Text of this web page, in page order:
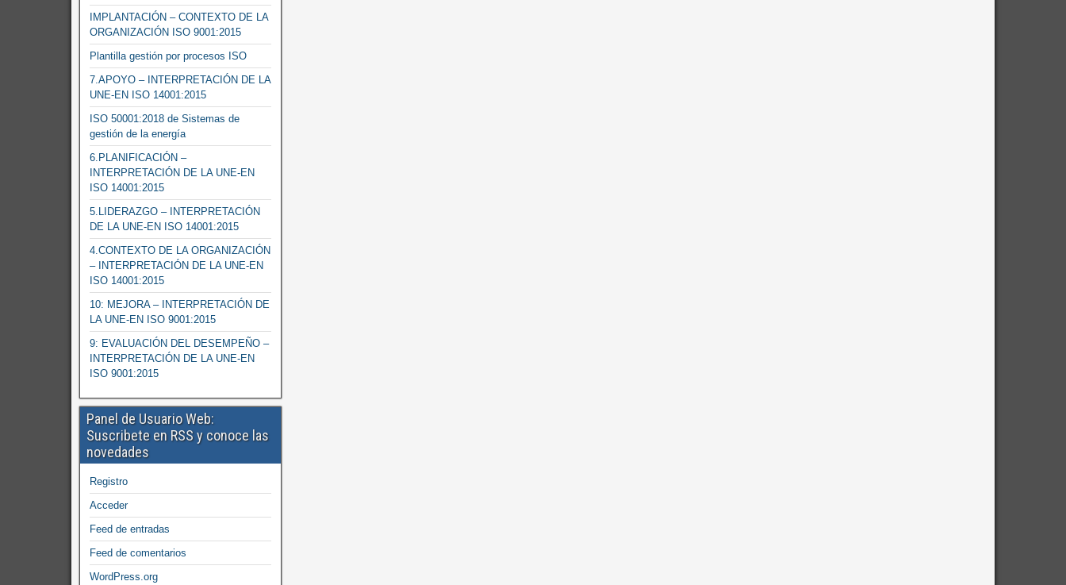
IMPLANTACIÓN – CONTEXTO DE LA
ORGANIZACIÓN ISO 9001:2015
Plantilla gestión por procesos ISO
7.APOYO – INTERPRETACIÓN DE LA
UNE-EN ISO 14001:2015
ISO 50001:2018 de Sistemas de
gestión de la energía
6.PLANIFICACIÓN –
INTERPRETACIÓN DE LA UNE-EN
ISO 14001:2015
5.LIDERAZGO – INTERPRETACIÓN
DE LA UNE-EN ISO 14001:2015
4.CONTEXTO DE LA ORGANIZACIÓN
– INTERPRETACIÓN DE LA UNE-EN
ISO 14001:2015
10: MEJORA – INTERPRETACIÓN DE
LA UNE-EN ISO 9001:2015
9: EVALUACIÓN DEL DESEMPEÑO –
INTERPRETACIÓN DE LA UNE-EN
ISO 9001:2015
Panel de Usuario Web:
Suscribete en RSS y conoce las
novedades
Registro
Acceder
Feed de entradas
Feed de comentarios
WordPress.org